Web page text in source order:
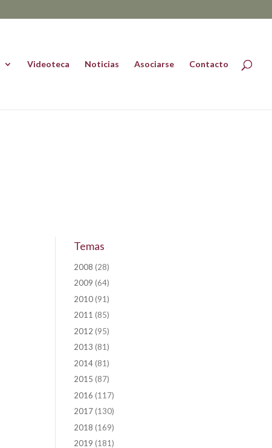
Videoteca Noticias Asociarse Contacto
Temas
2008 (28)
2009 (64)
2010 (91)
2011 (85)
2012 (95)
2013 (81)
2014 (81)
2015 (87)
2016 (117)
2017 (130)
2018 (169)
2019 (181)